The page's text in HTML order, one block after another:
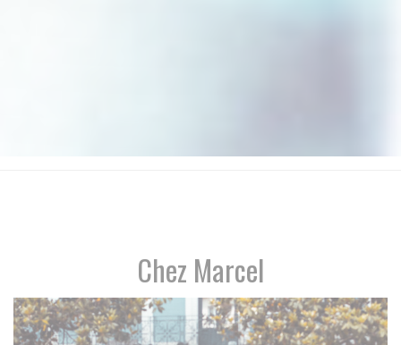
Chez Marcel